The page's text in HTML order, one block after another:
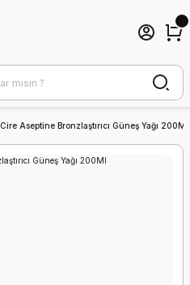
Cire Aseptine Bronzlaştırıcı Güneş Yağı 200Ml